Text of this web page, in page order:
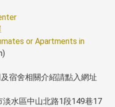
or Apartments in
宿舍相關介紹請點入網址
水區中山北路1段149巷17